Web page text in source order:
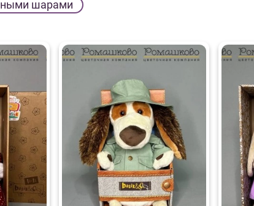
шарами